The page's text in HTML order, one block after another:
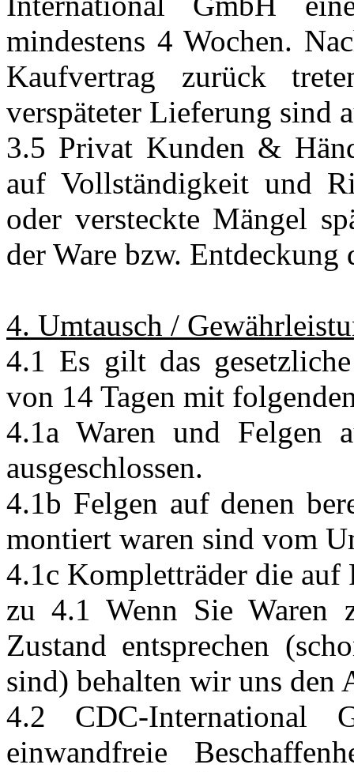
mindestens 4 Wochen.
Kaufvertrag zurück
verspäteter Lieferung sind
3.5 Privat Kunden &
auf Vollständigkeit und
oder versteckte Mängel
der Ware bzw.
4. Umtausch /
4.1 Es gilt das
von 14 Tagen mit
4.1a Waren und Felgen
ausgeschlossen.
4.1b Felgen auf denen
montiert waren sind vom
4.1c Kompletträder die auf
zu 4.1 Wenn Sie Waren
Zustand entsprechen
sind) behalten wir uns den
4.2 CDC-
einwandfreie